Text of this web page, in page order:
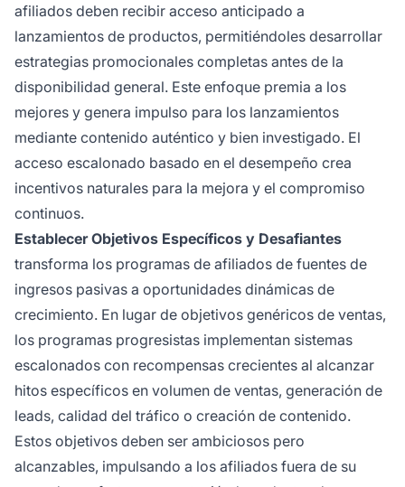
afiliados deben recibir acceso anticipado a
lanzamientos de productos, permitiéndoles desarrollar
estrategias promocionales completas antes de la
disponibilidad general. Este enfoque premia a los
mejores y genera impulso para los lanzamientos
mediante contenido auténtico y bien investigado. El
acceso escalonado basado en el desempeño crea
incentivos naturales para la mejora y el compromiso
continuos.
Establecer Objetivos Específicos y Desafiantes
transforma los programas de afiliados de fuentes de
ingresos pasivas a oportunidades dinámicas de
crecimiento. En lugar de objetivos genéricos de ventas,
los programas progresistas implementan sistemas
escalonados con recompensas crecientes al alcanzar
hitos específicos en volumen de ventas, generación de
leads, calidad del tráfico o creación de contenido.
Estos objetivos deben ser ambiciosos pero
alcanzables, impulsando a los afiliados fuera de su